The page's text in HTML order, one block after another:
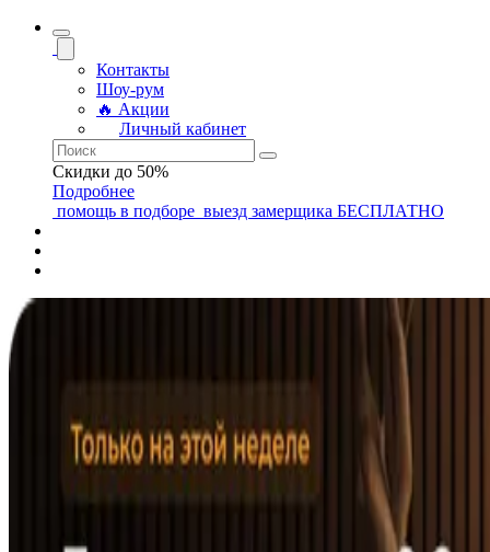
Контакты
Шоу-рум
🔥 Акции
Личный кабинет
Скидки до 50%
Подробнее
помощь в подборе выезд замерщика БЕСПЛАТНО